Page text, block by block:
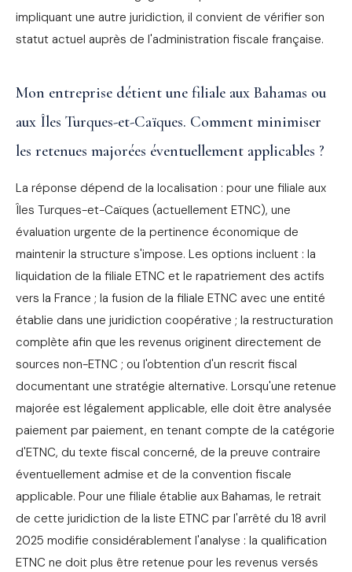
impliquant une autre juridiction, il convient de vérifier son
statut actuel auprès de l'administration fiscale française.
Mon entreprise détient une filiale aux Bahamas ou
aux Îles Turques-et-Caïques. Comment minimiser
les retenues majorées éventuellement applicables ?
La réponse dépend de la localisation : pour une filiale aux
Îles Turques-et-Caïques (actuellement ETNC), une
évaluation urgente de la pertinence économique de
maintenir la structure s'impose. Les options incluent : la
liquidation de la filiale ETNC et le rapatriement des actifs
vers la France ; la fusion de la filiale ETNC avec une entité
établie dans une juridiction coopérative ; la restructuration
complète afin que les revenus originent directement de
sources non-ETNC ; ou l'obtention d'un rescrit fiscal
documentant une stratégie alternative. Lorsqu'une retenue
majorée est légalement applicable, elle doit être analysée
paiement par paiement, en tenant compte de la catégorie
d'ETNC, du texte fiscal concerné, de la preuve contraire
éventuellement admise et de la convention fiscale
applicable. Pour une filiale établie aux Bahamas, le retrait
de cette juridiction de la liste ETNC par l'arrêté du 18 avril
2025 modifie considérablement l'analyse : la qualification
ETNC ne doit plus être retenue pour les revenus versés